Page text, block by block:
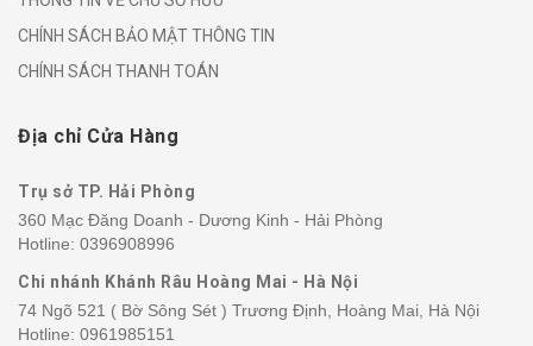
CHÍNH SÁCH BẢO MẬT THÔNG TIN
CHÍNH SÁCH THANH TOÁN
Địa chỉ Cửa Hàng
Trụ sở TP. Hải Phòng
360 Mạc Đăng Doanh - Dương Kinh - Hải Phòng
Hotline: 0396908996
Chi nhánh Khánh Râu Hoàng Mai - Hà Nội
74 Ngõ 521 ( Bờ Sông Sét ) Trương Định, Hoàng Mai, Hà Nội
Hotline: 0961985151